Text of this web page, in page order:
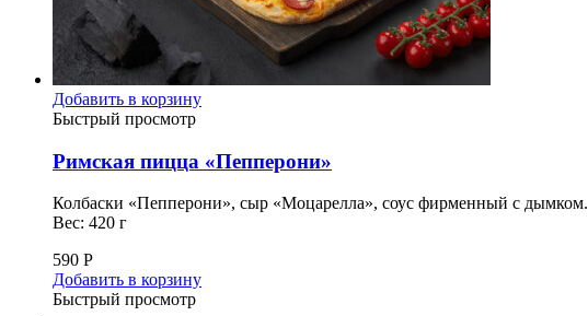
Добавить в корзину
Быстрый просмотр
Римская пицца «Пепперони»
Колбаски «Пепперони», сыр «Моцарелла», соус фирменный с дымком.
Вес: 420 г
590 Р
Добавить в корзину
Быстрый просмотр